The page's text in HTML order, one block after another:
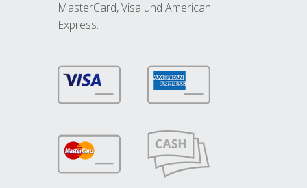
MasterCard, Visa und American
Express.